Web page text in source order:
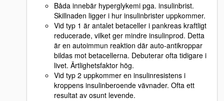
Båda innebär hyperglykemi pga. insulinbrist.
Skillnaden ligger i hur insulinbrister uppkommer.
Vid typ 1 är antalet betaceller i pankreas kraftligt
reducerade, vilket ger mindre insulinprod. Detta
är en autoimmun reaktion där auto-antikroppar
bildas mot betacellerna. Debuterar ofta tidigare i
livet. Ärtlighetsfaktor hög.
Vid typ 2 uppkommer en insulinresistens i
kroppens insulinberoende vävnader. Ofta ett
resultat av osunt levende.